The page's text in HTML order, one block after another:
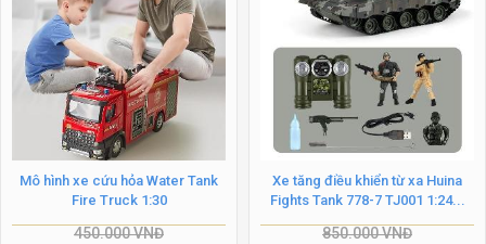
Mô hình xe cứu hỏa Water Tank
Fire Truck 1:30
450.000VNĐ
Xe tăng điều khiển từ xa Huina
Fights Tank 778-7 TJ001 1:24...
850.000VNĐ